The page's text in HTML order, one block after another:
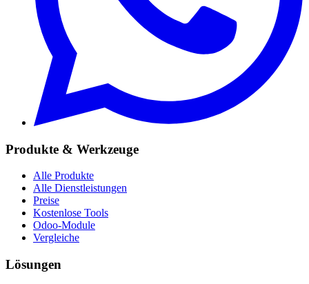
Produkte & Werkzeuge
Alle Produkte
Alle Dienstleistungen
Preise
Kostenlose Tools
Odoo-Module
Vergleiche
Lösungen